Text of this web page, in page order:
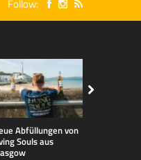
Follow:
Abfüllungen von
Souls aus